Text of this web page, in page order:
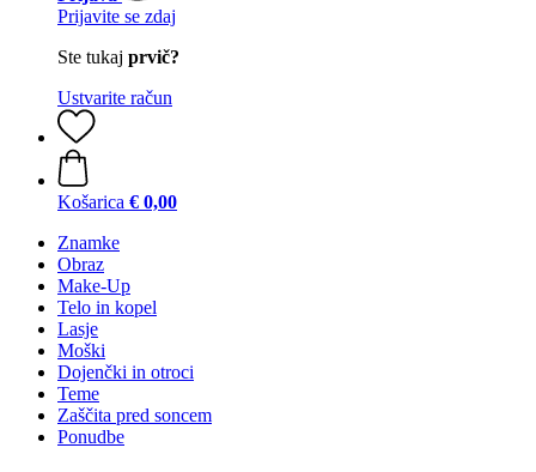
Prijavite se zdaj
Ste tukaj prvič?
Ustvarite račun
Košarica € 0,00
Znamke
Obraz
Make-Up
Telo in kopel
Lasje
Moški
Dojenčki in otroci
Teme
Zaščita pred soncem
Ponudbe